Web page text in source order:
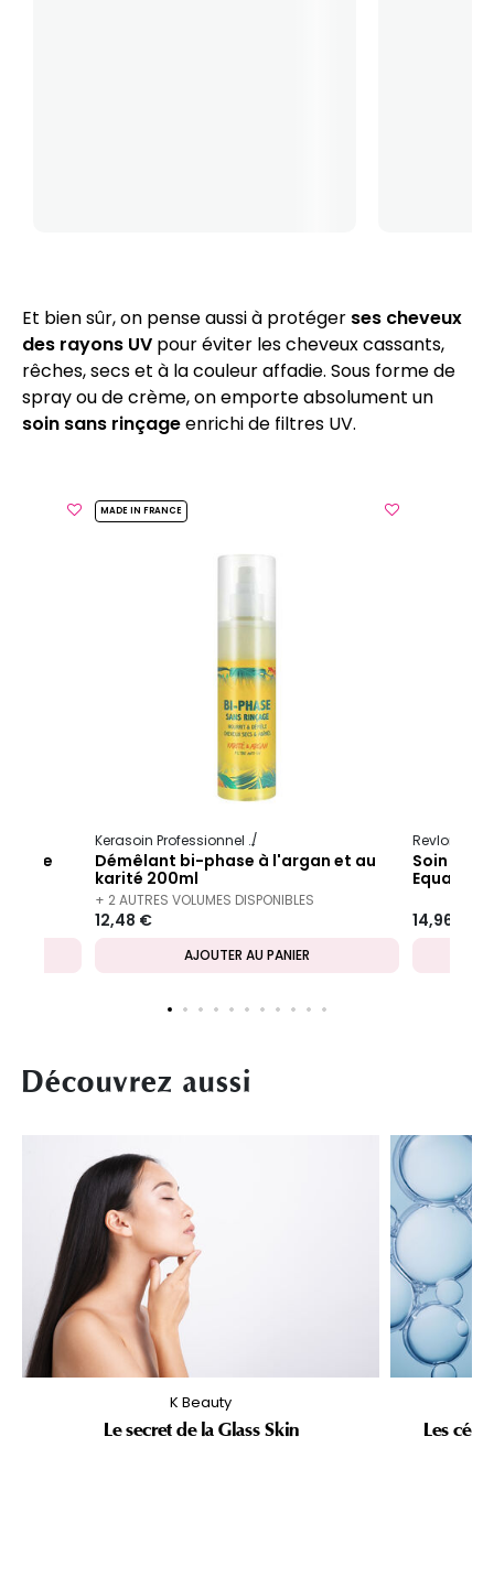
Et bien sûr, on pense aussi à protéger ses cheveux
des rayons UV pour éviter les cheveux cassants,
rêches, secs et à la couleur affadie. Sous forme de
spray ou de crème, on emporte absolument un
soin sans rinçageenrichi de filtres UV.
MADE IN FRANCE
Kerasoin Professionnel
Démêlant bi-phase à l'argan et au
karité 200ml
+ 2 AUTRES VOLUMES DISPONIBLES
12,48 €
AJOUTER AU PANIER
Revlon
Soin
Equave
14,96 €
Découvrez aussi
K Beauty
Le secret de la Glass Skin Les